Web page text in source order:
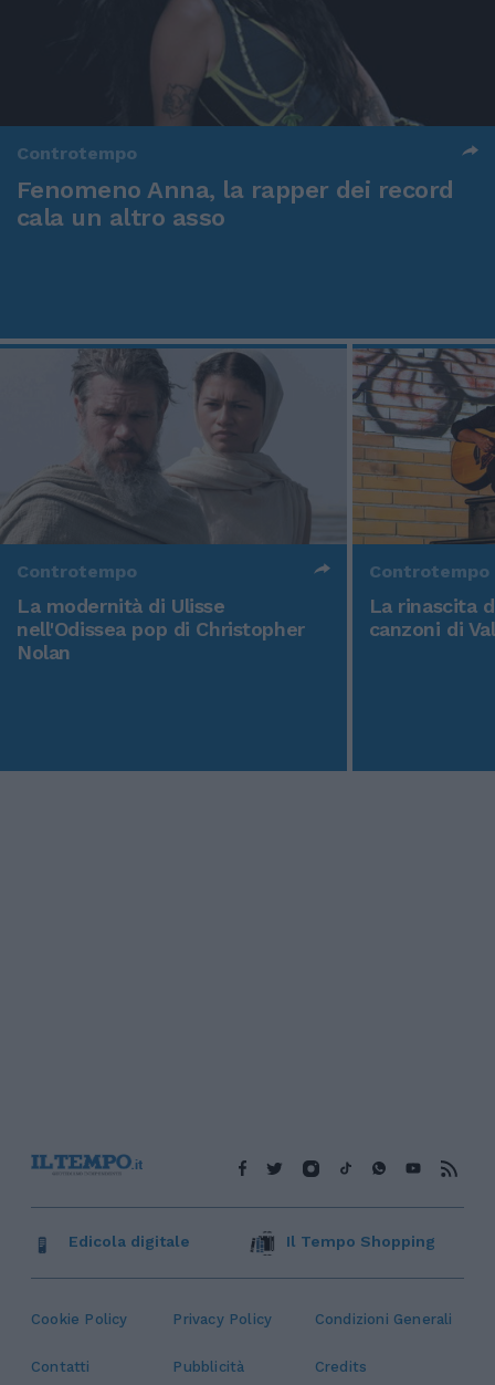
Controtempo
Fenomeno Anna, la rapper dei record
cala un altro asso
Controtempo
La modernità di Ulisse
nell'Odissea pop di Christopher
Nolan
Controtempo
La rinascita
canzoni di
Cookie Policy Privacy Policy Condizioni Generali
Contatti Pubblicità Credits
Edicola digitale Il Tempo Shopping